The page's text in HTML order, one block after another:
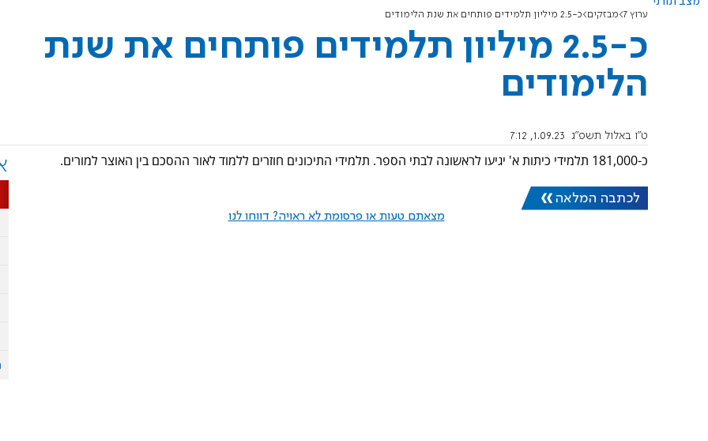
ערוץ 7 מבזקים כ-2.5 מיליון תלמידים פותחים את שנת הלימודים
כ-2.5 מיליון תלמידים פותחים את שנת
הלימודים
ט"ו באלול תשפ"ג 1.09.23, 7:12
כ-181,000 תלמידי כיתות א' יגיעו לראשונה לבתי הספר. תלמידי התיכונים חוזרים ללמוד לאור ההסכם בין האוצר למורים.
לכתבה המלאה
מצאתם טעות או פרסומת לא ראויה? דווחו לנו